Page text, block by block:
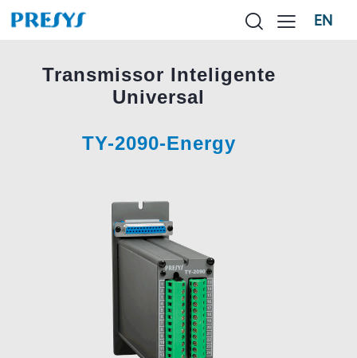
EN
Transmissor Inteligente
Universal
TY-2090-Energy